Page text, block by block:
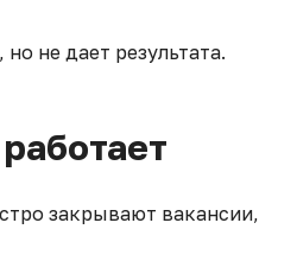
не дает результата.
закрывают вакансии,